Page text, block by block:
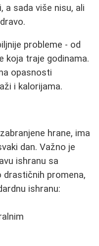
a sada više nisu, ali
probleme - od
koja traje godinama.
opasnosti
i kalorijama.
hrane, ima
dan. Važno je
ishranu sa
promena,
ishranu: